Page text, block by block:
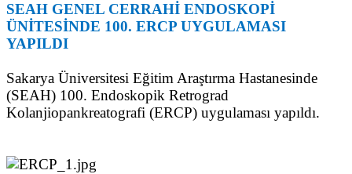
SEAH GENEL CERRAHİ ENDOSKOPİ
ÜNİTESİNDE 100. ERCP UYGULAMASI
YAPILDI
Sakarya Üniversitesi Eğitim Araştırma Hastanesinde
(SEAH) 100. Endoskopik Retrograd
Kolanjiopankreatografi (ERCP) uygulaması yapıldı.